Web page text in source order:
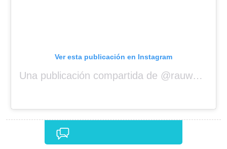
Ver esta publicación en Instagram
Una publicación compartida de @rauwalejandro